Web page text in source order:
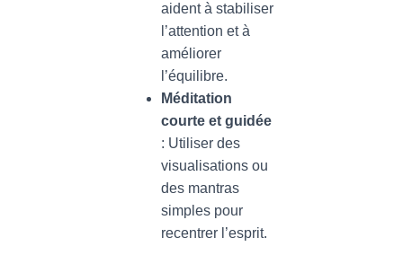
aident à stabiliser
l’attention et à
améliorer
l’équilibre.
Méditation
courte et guidée
: Utiliser des
visualisations ou
des mantras
simples pour
recentrer l’esprit.